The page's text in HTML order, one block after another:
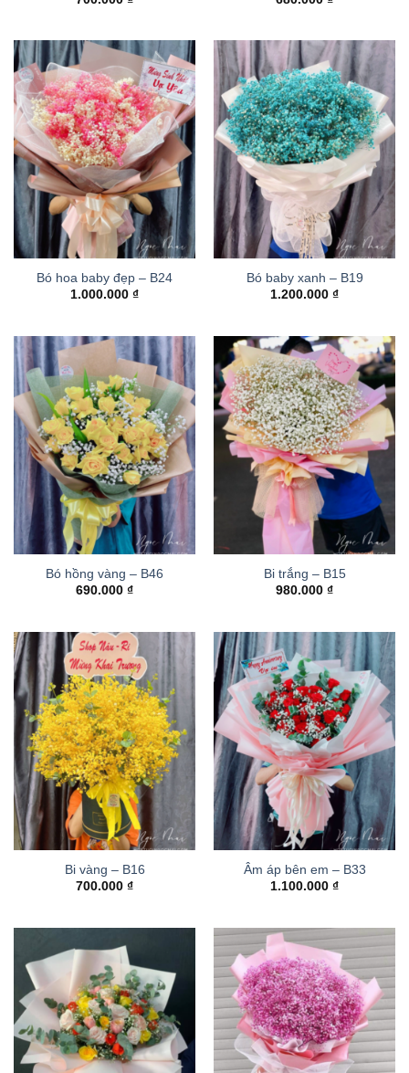
Bó hoa baby đẹp – B24
1.000.000 ₫
Bó baby xanh – B19
1.200.000 ₫
Bó hồng vàng – B46
690.000 ₫
Bi trắng – B15
980.000 ₫
Bi vàng – B16
700.000 ₫
Âm áp bên em – B33
1.100.000 ₫